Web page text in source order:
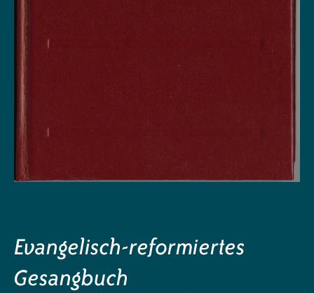
Evangelisch-reformiertes
Gesangbuch